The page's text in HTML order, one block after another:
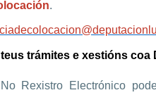
.
trámites e xestións
No Rexistro Electrónico